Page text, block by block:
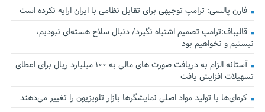
فارن پالسی: ترامپ توجیهی برای تقابل نظامی با ایران ارایه نکرده است
قالیباف:ترامپ تصمیم اشتباه نگیرد/ دنبال سلاح هسته‌ای نبودیم،
نیستیم و نخواهیم بود
آستانه الزام به دریافت صورت های مالی به ۱۰۰ میلیارد ریال برای اعطای
تسهیلات افزایش یافت
کره‌ای‌ها با تولید مواد اصلی نمایشگرها بازار تلویزیون را تغییر می‌دهند